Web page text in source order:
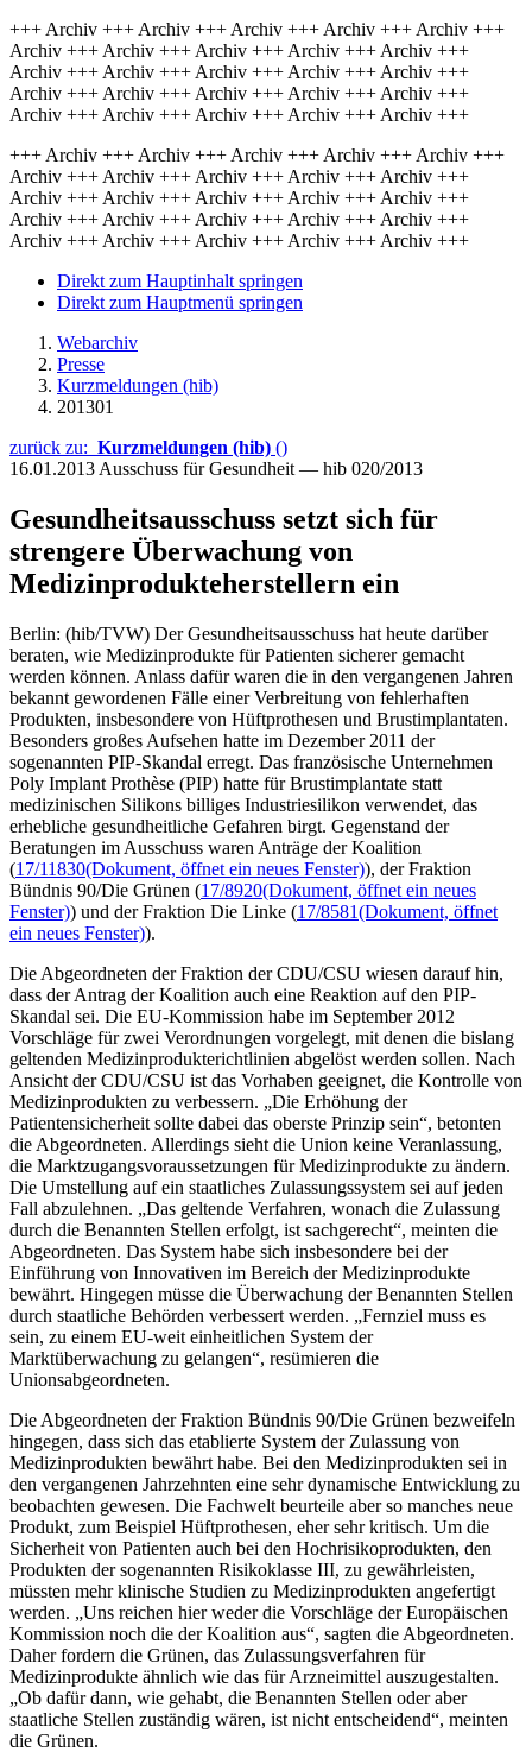
+++ Archiv +++ Archiv +++ Archiv +++ Archiv +++ Archiv +++
Archiv +++ Archiv +++ Archiv +++ Archiv +++ Archiv +++
Archiv +++ Archiv +++ Archiv +++ Archiv +++ Archiv +++
Archiv +++ Archiv +++ Archiv +++ Archiv +++ Archiv +++
Archiv +++ Archiv +++ Archiv +++ Archiv +++ Archiv +++
+++ Archiv +++ Archiv +++ Archiv +++ Archiv +++ Archiv +++
Archiv +++ Archiv +++ Archiv +++ Archiv +++ Archiv +++
Archiv +++ Archiv +++ Archiv +++ Archiv +++ Archiv +++
Archiv +++ Archiv +++ Archiv +++ Archiv +++ Archiv +++
Archiv +++ Archiv +++ Archiv +++ Archiv +++ Archiv +++
Direkt zum Hauptinhalt springen
Direkt zum Hauptmenü springen
Webarchiv
Presse
Kurzmeldungen (hib)
201301
zurück zu: Kurzmeldungen (hib) ()
16.01.2013 Ausschuss für Gesundheit — hib 020/2013
Gesundheitsausschuss setzt sich für
strengere Überwachung von
Medizinprodukteherstellern ein
Berlin: (hib/TVW) Der Gesundheitsausschuss hat heute darüber
beraten, wie Medizinprodukte für Patienten sicherer gemacht
werden können. Anlass dafür waren die in den vergangenen Jahren
bekannt gewordenen Fälle einer Verbreitung von fehlerhaften
Produkten, insbesondere von Hüftprothesen und Brustimplantaten.
Besonders großes Aufsehen hatte im Dezember 2011 der
sogenannten PIP-Skandal erregt. Das französische Unternehmen
Poly Implant Prothèse (PIP) hatte für Brustimplantate statt
medizinischen Silikons billiges Industriesilikon verwendet, das
erhebliche gesundheitliche Gefahren birgt. Gegenstand der
Beratungen im Ausschuss waren Anträge der Koalition
(17/11830(Dokument, öffnet ein neues Fenster)), der Fraktion
Bündnis 90/Die Grünen (17/8920(Dokument, öffnet ein neues
Fenster)) und der Fraktion Die Linke (17/8581(Dokument, öffnet
ein neues Fenster)).
Die Abgeordneten der Fraktion der CDU/CSU wiesen darauf hin,
dass der Antrag der Koalition auch eine Reaktion auf den PIP-
Skandal sei. Die EU-Kommission habe im September 2012
Vorschläge für zwei Verordnungen vorgelegt, mit denen die bislang
geltenden Medizinprodukterichtlinien abgelöst werden sollen. Nach
Ansicht der CDU/CSU ist das Vorhaben geeignet, die Kontrolle von
Medizinprodukten zu verbessern. „Die Erhöhung der
Patientensicherheit sollte dabei das oberste Prinzip sein“, betonten
die Abgeordneten. Allerdings sieht die Union keine Veranlassung,
die Marktzugangsvoraussetzungen für Medizinprodukte zu ändern.
Die Umstellung auf ein staatliches Zulassungssystem sei auf jeden
Fall abzulehnen. „Das geltende Verfahren, wonach die Zulassung
durch die Benannten Stellen erfolgt, ist sachgerecht“, meinten die
Abgeordneten. Das System habe sich insbesondere bei der
Einführung von Innovativen im Bereich der Medizinprodukte
bewährt. Hingegen müsse die Überwachung der Benannten Stellen
durch staatliche Behörden verbessert werden. „Fernziel muss es
sein, zu einem EU-weit einheitlichen System der
Marktüberwachung zu gelangen“, resümieren die
Unionsabgeordneten.
Die Abgeordneten der Fraktion Bündnis 90/Die Grünen bezweifeln
hingegen, dass sich das etablierte System der Zulassung von
Medizinprodukten bewährt habe. Bei den Medizinprodukten sei in
den vergangenen Jahrzehnten eine sehr dynamische Entwicklung zu
beobachten gewesen. Die Fachwelt beurteile aber so manches neue
Produkt, zum Beispiel Hüftprothesen, eher sehr kritisch. Um die
Sicherheit von Patienten auch bei den Hochrisikoprodukten, den
Produkten der sogenannten Risikoklasse III, zu gewährleisten,
müssten mehr klinische Studien zu Medizinprodukten angefertigt
werden. „Uns reichen hier weder die Vorschläge der Europäischen
Kommission noch die der Koalition aus“, sagten die Abgeordneten.
Daher fordern die Grünen, das Zulassungsverfahren für
Medizinprodukte ähnlich wie das für Arzneimittel auszugestalten.
„Ob dafür dann, wie gehabt, die Benannten Stellen oder aber
staatliche Stellen zuständig wären, ist nicht entscheidend“, meinten
die Grünen.